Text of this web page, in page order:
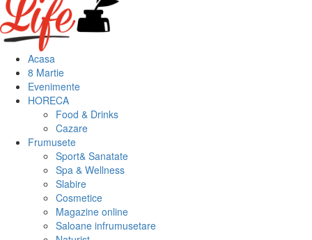
Acasa
8 Martie
Evenimente
HORECA
Food & Drinks
Cazare
Frumusete
Sport& Sanatate
Spa & Wellness
Slabire
Cosmetice
Magazine online
Saloane infrumusetare